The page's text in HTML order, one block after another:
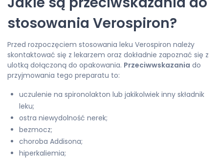
stosowania Verospiron?
Przed rozpoczęciem stosowania leku Verospiron należy
skontaktować się z lekarzem oraz dokładnie zapoznać się z
ulotką dołączoną do opakowania. Przeciwwskazania do
przyjmowania tego preparatu to:
uczulenie na spironolakton lub jakikolwiek inny składnik
leku;
ostra niewydolność nerek;
bezmocz;
choroba Addisona;
hiperkaliemia;